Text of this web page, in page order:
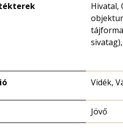
Hivatal,
Vidék,
Jövő